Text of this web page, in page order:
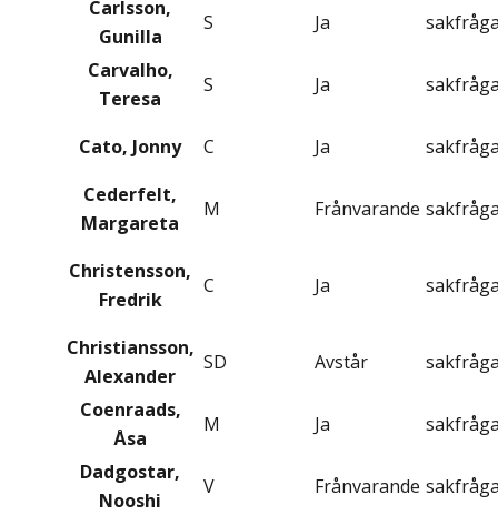
Carlsson,
Gunilla
S Ja
Carvalho,
Teresa
S Ja
Cato, Jonny C Ja
Cederfelt,
Margareta
M Frånvarande
Christensson,
Fredrik
C Ja
Christiansson,
Alexander
SD Avstår
Coenraads,
Åsa
M Ja
Dadgostar,
Nooshi
V Frånvarande